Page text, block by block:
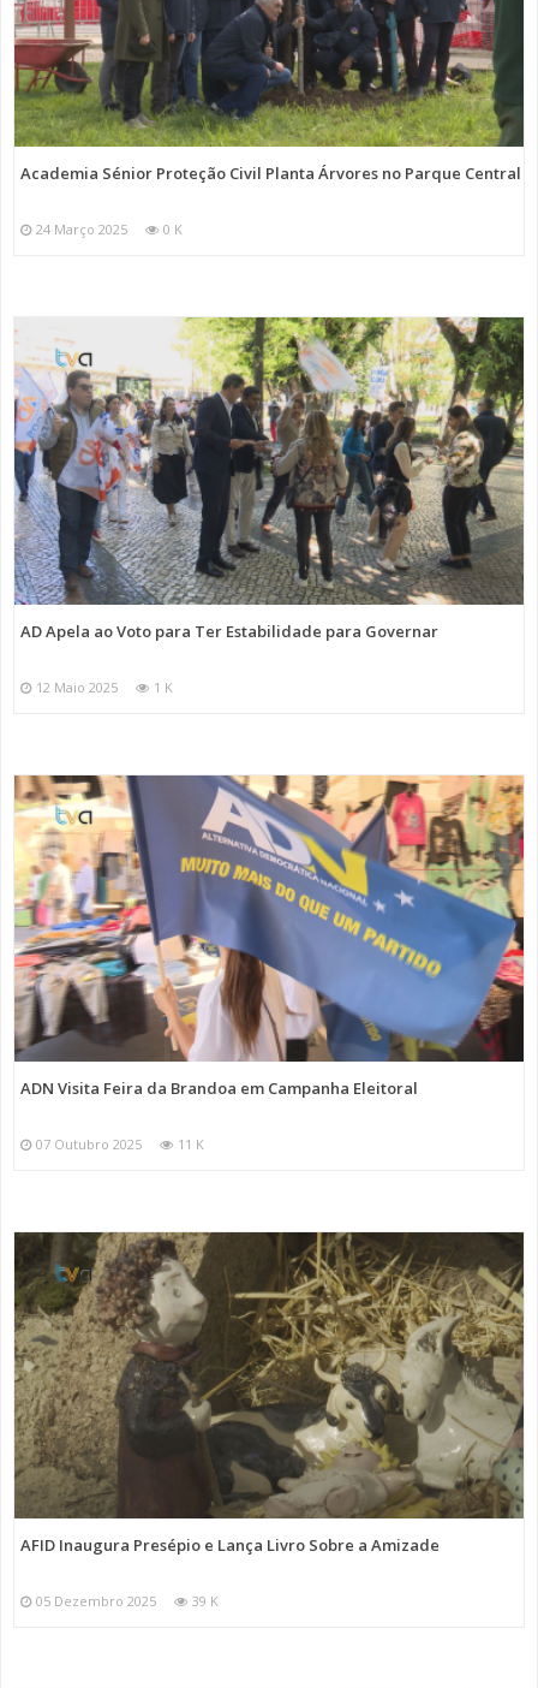
Academia Sénior Proteção Civil Planta Árvores no Parque Central
24 Março 2025 0 K
AD Apela ao Voto para Ter Estabilidade para Governar
12 Maio 2025 1 K
ADN Visita Feira da Brandoa em Campanha Eleitoral
07 Outubro 2025 11 K
AFID Inaugura Presépio e Lança Livro Sobre a Amizade
05 Dezembro 2025 39 K